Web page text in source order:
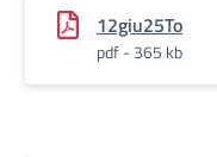
12giu25To
pdf - 365 kb